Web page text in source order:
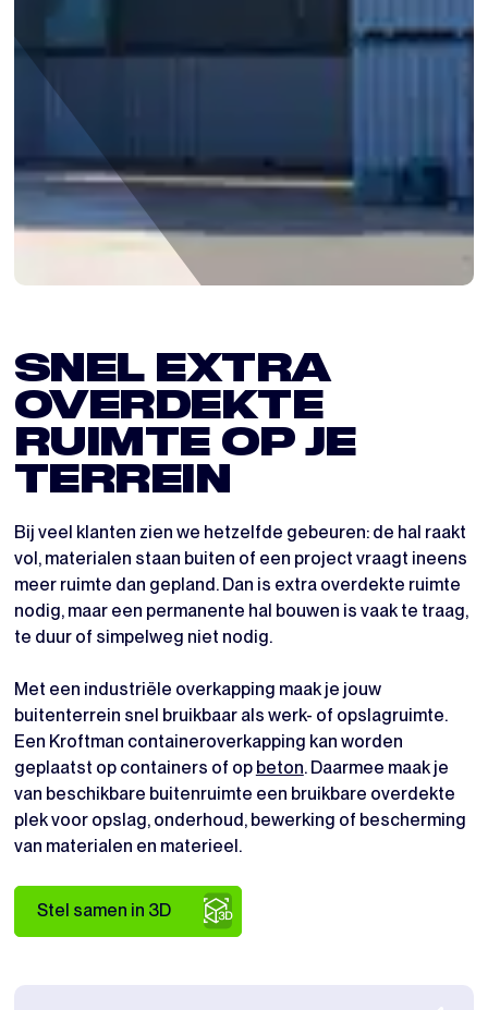
SNEL EXTRA
OVERDEKTE
RUIMTE OP JE
TERREIN
Bij veel klanten zien we hetzelfde gebeuren: de hal raakt
vol, materialen staan buiten of een project vraagt ineens
meer ruimte dan gepland. Dan is extra overdekte ruimte
nodig, maar een permanente hal bouwen is vaak te traag,
te duur of simpelweg niet nodig.
Met een industriële overkapping maak je jouw
buitenterrein snel bruikbaar als werk- of opslagruimte.
Een Kroftman containeroverkapping kan worden
geplaatst op containers of op beton. Daarmee maak je
van beschikbare buitenruimte een bruikbare overdekte
plek voor opslag, onderhoud, bewerking of bescherming
van materialen en materieel.
Stel samen in 3D